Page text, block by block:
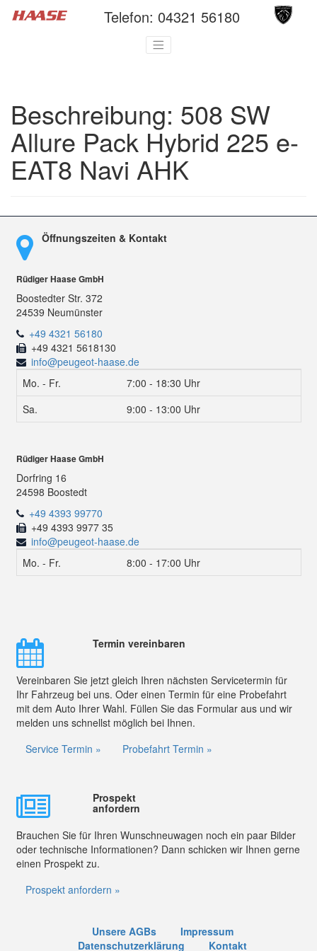
Telefon: 04321 56180
Beschreibung: 508 SW
Allure Pack Hybrid 225 e-
EAT8 Navi AHK
Öffnungszeiten & Kontakt
Rüdiger Haase GmbH
Boostedter Str. 372
24539 Neumünster
+49 4321 56180
+49 4321 5618130
info@peugeot-haase.de
Mo. - Fr.
7:00 - 18:30 Uhr
Sa.
9:00 - 13:00 Uhr
Rüdiger Haase GmbH
Dorfring 16
24598 Boostedt
+49 4393 99770
+49 4393 9977 35
info@peugeot-haase.de
Mo. - Fr.
8:00 - 17:00 Uhr
Termin vereinbaren
Vereinbaren Sie jetzt gleich Ihren nächsten Servicetermin für
Ihr Fahrzeug bei uns. Oder einen Termin für eine Probefahrt
mit dem Auto Ihrer Wahl. Füllen Sie das Formular aus und wir
melden uns schnellst möglich bei Ihnen.
Service Termin »
Probefahrt Termin »
Prospekt
anfordern
Brauchen Sie für Ihren Wunschneuwagen noch ein paar Bilder
oder technische Informationen? Dann schicken wir Ihnen gerne
einen Prospekt zu.
Prospekt anfordern »
Unsere AGBs
Impressum
Datenschutzerklärung
Kontakt